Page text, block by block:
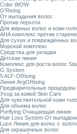
Color WOW
O’Rising
От выпадения волос
Против перхоти
Для жирных волос и кожи
AHA комплекс против
Для сухих и повреждённых
Морской комплекс
Средства для укладки
Детская линия
Комплекс для роста волос
G System
5 ALF-ORising
Линия ArgORising
Предварительные процедуры
Уход за кожей Skin Care
Для чувствительной кожи
Для объема волос
Purifying Очищающая линия
Hair Loss System От
Luce Линия для волос с
Для окрашенных волос